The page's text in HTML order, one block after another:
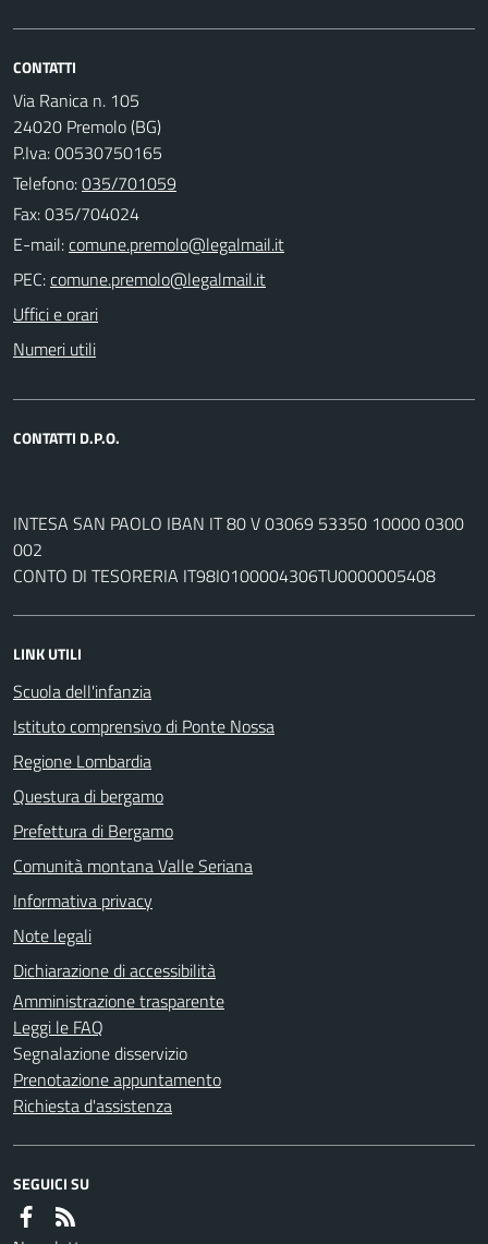
CONTATTI
Via Ranica n. 105
24020 Premolo (BG)
P.Iva: 00530750165
Telefono:035/701059
Fax: 035/704024
E-mail:
PEC:
Uffici e orari
Numeri utili
CONTATTI D.P.O.
INTESA SAN PAOLO IBAN IT 80 V 03069 53350 10000 0300
002
CONTO DI TESORERIA IT98I0100004306TU0000005408
LINK UTILI
Scuola dell'infanzia
Istituto comprensivo di Ponte Nossa
Regione Lombardia
Questura di bergamo
Prefettura di Bergamo
Comunità montana Valle Seriana
Informativa privacy
Note legali
Dichiarazione di accessibilità
Amministrazione trasparente
Leggi le FAQ
Segnalazione disservizio
Prenotazione appuntamento
Richiesta d'assistenza
SEGUICI SU